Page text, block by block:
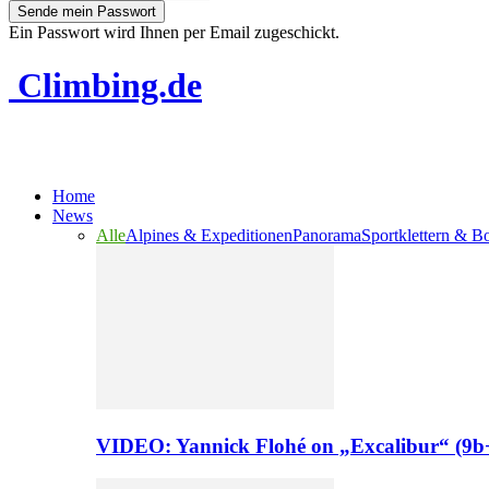
Ein Passwort wird Ihnen per Email zugeschickt.
Climbing.de
Home
News
AlleAlpines & ExpeditionenPanoramaSportklettern &
VIDEO: Yannick Flohé on „Excalibur“